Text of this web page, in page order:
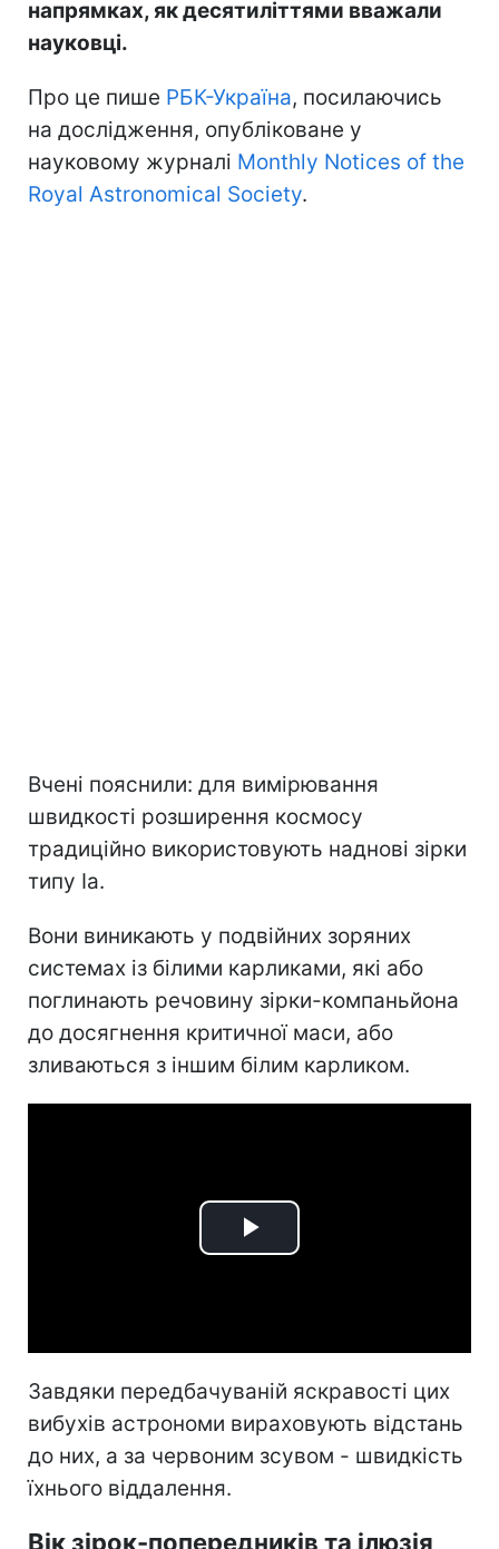
напрямках, як десятиліттями вважали
науковці.
Про це пише РБК-Україна, посилаючись
на дослідження, опубліковане у
науковому журналі Monthly Notices of the
Royal Astronomical Society.
Вчені пояснили: для вимірювання
швидкості розширення космосу
традиційно використовують наднові зірки
типу Ia.
Вони виникають у подвійних зоряних
системах із білими карликами, які або
поглинають речовину зірки-компаньйона
до досягнення критичної маси, або
зливаються з іншим білим карликом.
Play
Завдяки передбачуваній яскравості цих
вибухів астрономи вираховують відстань
до них, а за червоним зсувом - швидкість
їхнього віддалення.
Вік зірок-попередників та ілюзія